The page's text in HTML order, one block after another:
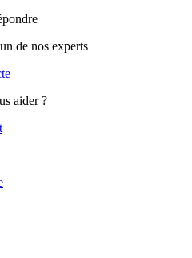
de nos experts
aider ?